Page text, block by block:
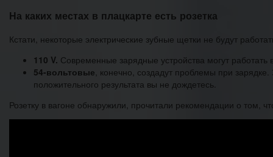
На каких местах в плацкарте есть розетка
Кстати, некоторые электрические зубные щетки не будут
110 V. Современные зарядные устройства могут
54-вольтовые , конечно, создадут проблемы при
положительного результата вы не дождетесь.
Розетку в вагоне обнаружили, прочитали рекомендации о том,